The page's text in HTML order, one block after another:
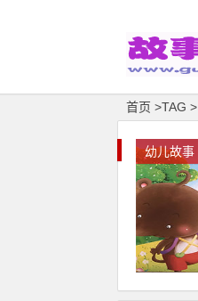
首页 >TAG >
幼儿故事